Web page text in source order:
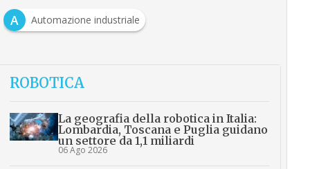
A
Automazione industriale
ROBOTICA
La geografia della robotica in Italia:
Lombardia, Toscana e Puglia guidano
un settore da 1,1 miliardi
06 Ago 2026